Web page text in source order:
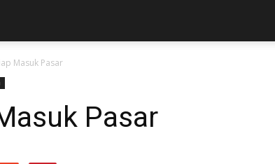
Masuk Pasar
Pasar